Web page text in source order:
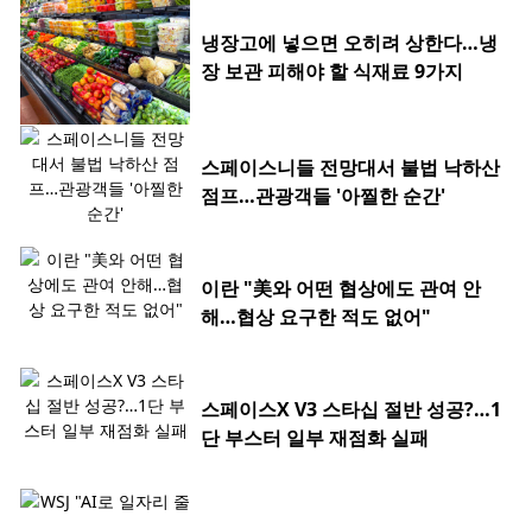
냉장고에 넣으면 오히려 상한다…냉
장 보관 피해야 할 식재료 9가지
스페이스니들 전망대서 불법 낙하산
점프…관광객들 '아찔한 순간'
이란 "美와 어떤 협상에도 관여 안
해…협상 요구한 적도 없어"
스페이스X V3 스타십 절반 성공?…1
단 부스터 일부 재점화 실패